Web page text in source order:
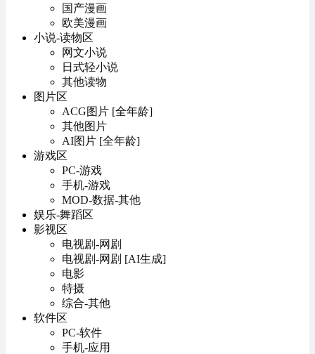
国产漫画
欧美漫画
小说-读物区
网文小说
日式轻小说
其他读物
图片区
ACG图片 [全年龄]
其他图片
AI图片 [全年龄]
游戏区
PC-游戏
手机-游戏
MOD-数据-其他
娱乐-舞蹈区
影视区
电视剧-网剧
电视剧-网剧 [AI生成]
电影
特摄
综合-其他
软件区
PC-软件
手机-应用